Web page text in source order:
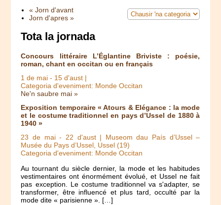
« Jorn d'avant
Jorn d'apres »
Tota la jornada
Concours littéraire L’Églantine Briviste : poésie,
roman, chant en occitan ou en français
1 de mai - 15 d'aust |
Categoria d'eveniment: Monde Occitan
Ne'n saubre mai »
Exposition temporaire « Atours & Elégance : la mode
et le costume traditionnel en pays d’Ussel de 1880 à
1940 »
23 de mai- 22 d'aust| Museom dau País d’Ussel –
Musée du Pays d’Ussel, Ussel (19)
Categoria d'eveniment: Monde Occitan
Au tournant du siècle dernier, la mode et les habitudes
vestimentaires ont énormément évolué, et Ussel ne fait
pas exception. Le costume traditionnel va s'adapter, se
transformer, être influencé et plus tard, occulté par la
mode dite « parisienne ». […]